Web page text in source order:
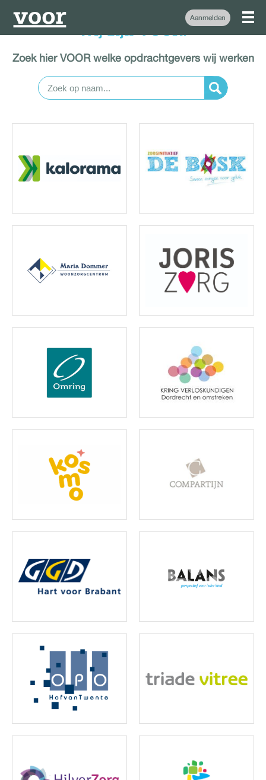
Aanmelden
Wij zijn VOOR.
Zoek hier VOOR welke opdrachtgevers wij werken